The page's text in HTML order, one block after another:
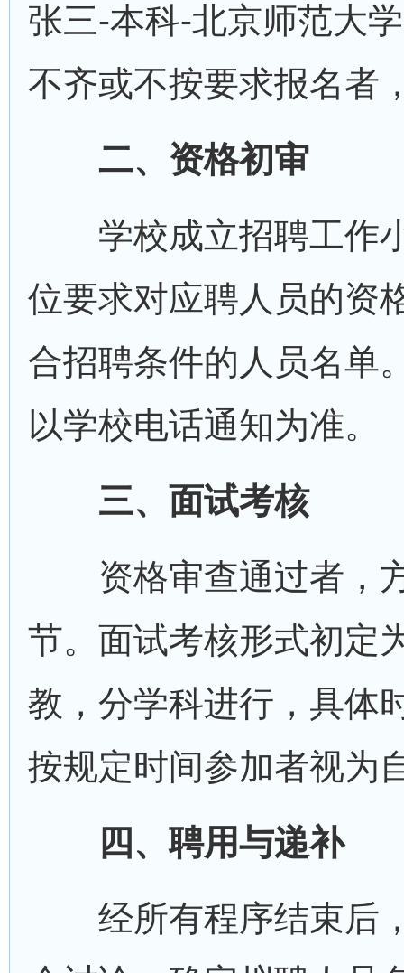
张三-本科-北京师范大
不齐或不按要求报名者
二、资格初审
学校成立招聘工作小
位要求对应聘人员的资
合招聘条件的人员名单
以学校电话通知为准。
三、面试考核
资格审查通过者，方
节。面试考核形式初定
教，分学科进行，具体
按规定时间参加者视为
四、聘用与递补
经所有程序结束后，